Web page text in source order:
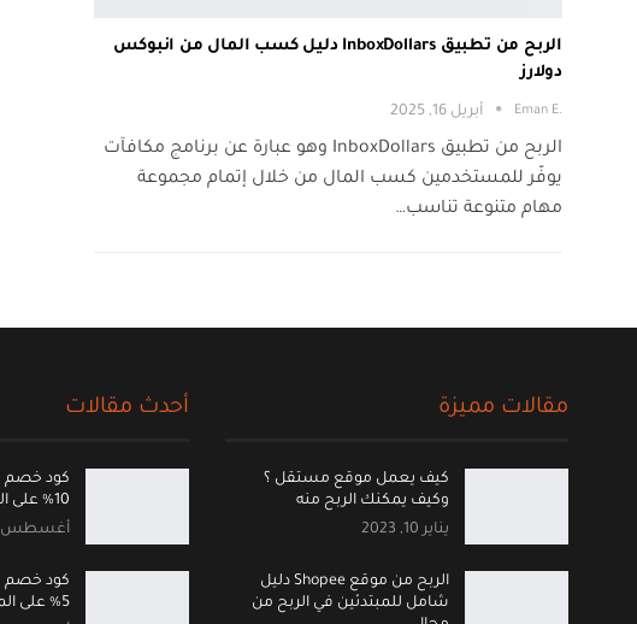
الربح من تطبيق InboxDollars دليل كسب المال من انبوكس
دولارز
.Eman E أبريل 16, 2025
الربح من تطبيق InboxDollars وهو عبارة عن برنامج مكافآت
يوفّر للمستخدمين كسب المال من خلال إتمام مجموعة
مهام متنوعة تناسب…
مقالات مميزة
كيف يعمل موقع مستقل ؟
وكيف يمكنك الربح منه
يناير 10, 2023
الربح من موقع Shopee دليل
شامل للمبتدئين في الربح من
أحدث مقالات
10% على المنتجات المؤهلة
أغسطس 6, 2026
5% على المنتجات المؤهلة